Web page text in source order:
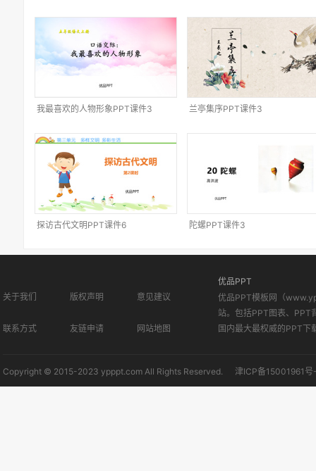
我最喜欢的人物形象PPT课件3 兰亭集序PPT课件3
探访古代文明PPT课件6 陀螺PPT课件3
关于我们 版权声明 意见建议
联系方式 友链申请 网站地图
优品PPT
优品PPT模板网（
站。包括PPT图表、PPT
国内最大最权威的PPT下
Copyright © 2015-2023 ypppt.com All Rights Reserved. 津ICP备15001961号